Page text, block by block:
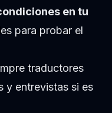
en tu
para probar el
traductores
y entrevistas si es